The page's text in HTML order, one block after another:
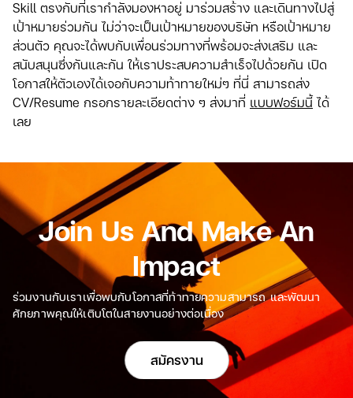
Skill ตรงกับที่เรากำลังมองหาอยู่ มาร่วมสร้าง และเดินทางไปสู่
เป้าหมายร่วมกัน ไม่ว่าจะเป็นเป้าหมายของบริษัท หรือเป้าหมาย
ส่วนตัว คุณจะได้พบกับเพื่อนร่วมทางที่พร้อมจะส่งเสริม และ
สนับสนุนซึ่งกันและกัน ให้เราประสบความสำเร็จไปด้วยกัน เปิด
โอกาสให้ตัวเองได้เจอกับความท้าทายใหม่ๆ ที่นี่ สามารถส่ง
CV/Resume กรอกรายละเอียดต่าง ๆ ส่งมาที่ แบบฟอร์มนี้ได้
เลย
Join Us And Make An
Impact
ร่วมงานกับเราเพื่อพบกับโอกาสที่ท้าทายความสามารถ และพัฒนา
ศักยภาพคุณให้เติบโตในสายงานอย่างต่อเนื่อง
สมัครงาน